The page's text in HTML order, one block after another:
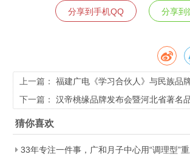
分享到手机QQ 分享到
上一篇： 福建广电《学习合伙人》与民族品
新生态
下一篇： 汉帝桃缘品牌发布会暨河北省著名
举行
猜你喜欢
33年专注一件事，广和月子中心用“调理型”